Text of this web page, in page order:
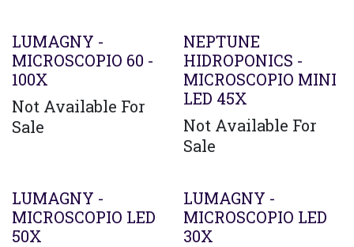
LUMAGNY -
MICROSCOPIO 60 -
100X
Not Available For
Sale
NEPTUNE
HIDROPONICS -
MICROSCOPIO MINI
LED 45X
Not Available For
Sale
LUMAGNY -
MICROSCOPIO LED
50X
LUMAGNY -
MICROSCOPIO LED
30X